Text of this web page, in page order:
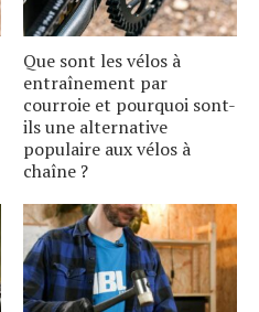
Que sont les vélos à
entraînement par
courroie et pourquoi sont-
ils une alternative
populaire aux vélos à
chaîne ?